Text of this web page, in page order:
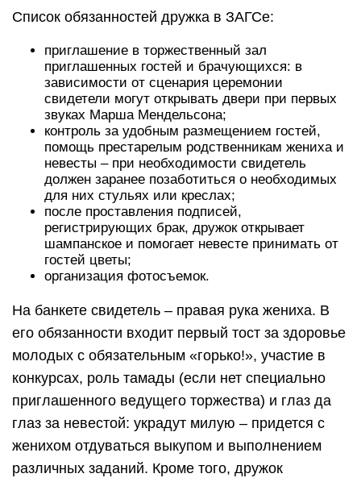
Список обязанностей дружка в ЗАГСе:
приглашение в торжественный зал
приглашенных гостей и брачующихся: в
зависимости от сценария церемонии
свидетели могут открывать двери при первых
звуках Марша Мендельсона;
контроль за удобным размещением гостей,
помощь престарелым родственникам жениха и
невесты – при необходимости свидетель
должен заранее позаботиться о необходимых
для них стульях или креслах;
после проставления подписей,
регистрирующих брак, дружок открывает
шампанское и помогает невесте принимать от
гостей цветы;
организация фотосъемок.
На банкете свидетель – правая рука жениха. В
его обязанности входит первый тост за здоровье
молодых с обязательным «горько!», участие в
конкурсах, роль тамады (если нет специально
приглашенного ведущего торжества) и глаз да
глаз за невестой: украдут милую – придется с
женихом отдуваться выкупом и выполнением
различных заданий. Кроме того, дружок